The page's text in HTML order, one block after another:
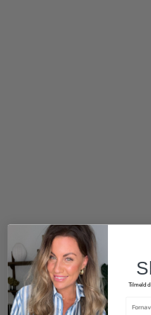
1.000,00kr.500,00
Tilmeld